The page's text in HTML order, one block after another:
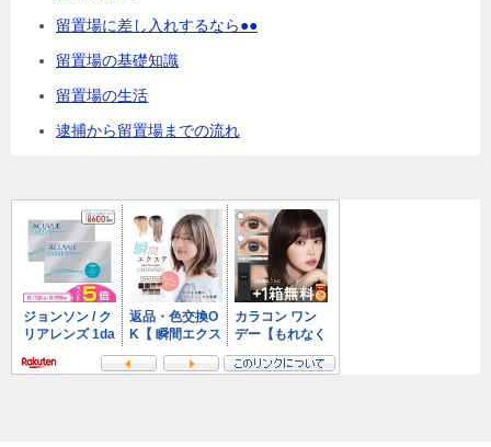
留置場に差し入れするなら●●
留置場の基礎知識
留置場の生活
逮捕から留置場までの流れ